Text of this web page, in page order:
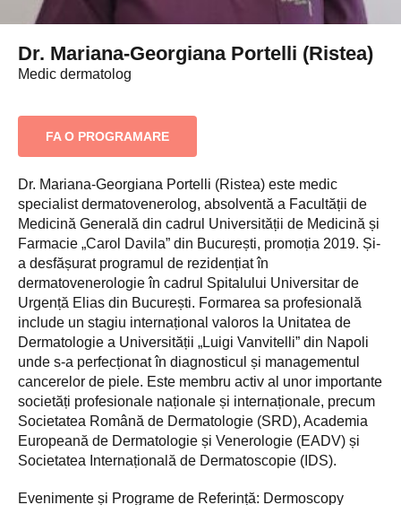
Dr. Mariana-Georgiana Portelli (Ristea)
Medic dermatolog
FA O PROGRAMARE
Dr. Mariana-Georgiana Portelli (Ristea) este medic
specialist dermatovenerolog, absolventă a Facultății de
Medicină Generală din cadrul Universității de Medicină și
Farmacie „Carol Davila” din București, promoția 2019. Și-
a desfășurat programul de rezidențiat în
dermatovenerologie în cadrul Spitalului Universitar de
Urgență Elias din București. Formarea sa profesională
include un stagiu internațional valoros la Unitatea de
Dermatologie a Universității „Luigi Vanvitelli” din Napoli
unde s-a perfecționat în diagnosticul și managementul
cancerelor de piele. Este membru activ al unor importante
societăți profesionale naționale și internaționale, precum
Societatea Română de Dermatologie (SRD), Academia
Europeană de Dermatologie și Venerologie (EADV) și
Societatea Internațională de Dermatoscopie (IDS).
Evenimente și Programe de Referință: Dermoscopy